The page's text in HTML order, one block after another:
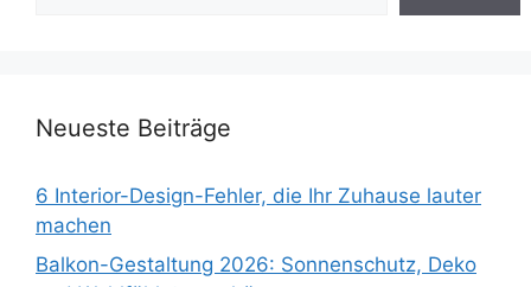
Neueste Beiträge
6 Interior-Design-Fehler, die Ihr Zuhause lauter
machen
Balkon-Gestaltung 2026: Sonnenschutz, Deko